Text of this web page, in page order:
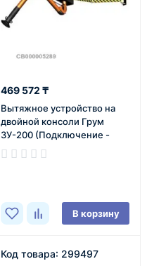
469 572 ₸
Вытяжное устройство на
двойной консоли Грум
3У-200 (Подключение -
верхнее)
В корзину
Код товара: 299497